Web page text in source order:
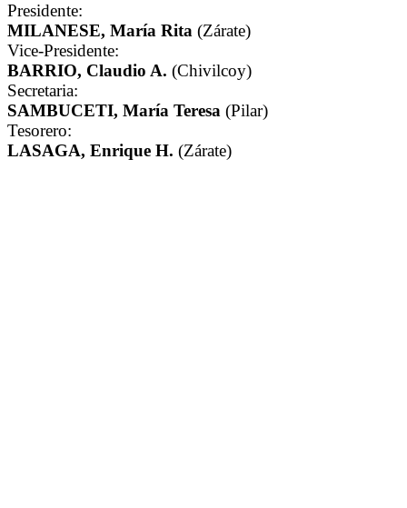
Presidente:
MILANESE, María Rita (Zárate)
Vice-Presidente:
BARRIO, Claudio A. (Chivilcoy)
Secretaria:
SAMBUCETI, María Teresa (Pilar)
Tesorero:
LASAGA, Enrique H. (Zárate)